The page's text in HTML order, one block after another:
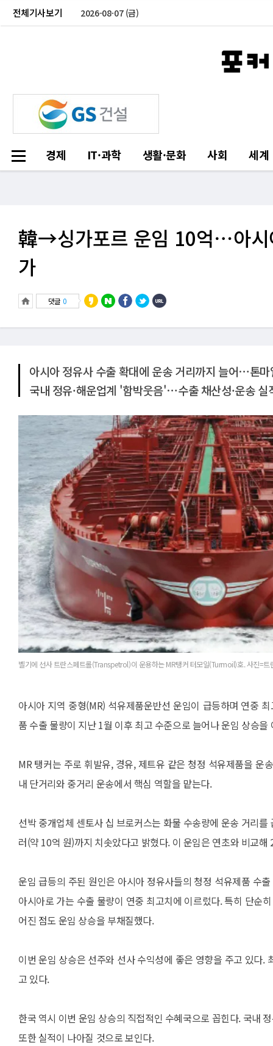
전체기사보기 2026-08-07 (금)
경제 IT·과학 생활·문화 사회 세계
韓→싱가포르 운임 10억⋯아시
가
댓글 0
아시아 정유사 수출 확대에 운송 거리까지 늘어⋯톤
국내 정유·해운업계 '함박웃음'⋯수출 채산성·운송 실
벨기에 선사 트란스페트롤(Transpetrol)이 운용하는 MR탱커 터모일(Turmoil)호. 사진=트
아시아 지역 중형(MR) 석유제품운반선 운임이 급등하며 연중
품 수출 물량이 지난 1월 이후 최고 수준으로 늘어나 운임 상승
MR 탱커는 주로 휘발유, 경유, 제트유 같은 청정 석유제품을
내 단거리와 중거리 운송에서 핵심 역할을 맡는다.
선박 중개업체 센토사 십 브로커스는 화물 수송량에 운송 거리
러(약 10억 원)까지 치솟았다고 밝혔다. 이 운임은 연초와 비교
운임 급등의 주된 원인은 아시아 정유사들의 청정 석유제품 수
아시아로 가는 수출 물량이 연중 최고치에 이르렀다. 특히 단순
어진 점도 운임 상승을 부채질했다.
이번 운임 상승은 선주와 선사 수익성에 좋은 영향을 주고 있다
고 있다.
한국 역시 이번 운임 상승의 직접적인 수혜국으로 꼽힌다. 국내
또한 실적이 나아질 것으로 보인다.